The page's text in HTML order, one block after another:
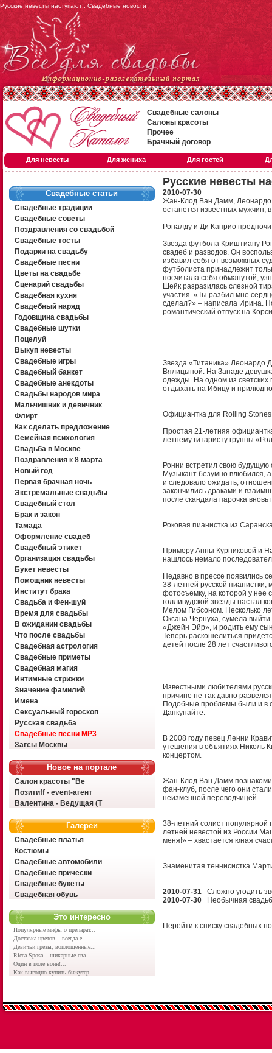
Русские невесты наступают!. Свадебные новости
Свадебные салоны
Салоны красоты
Прочее
Брачный договор
Для невесты Для жениха Для гостей
Свадебные статьи
Свадебные традиции
Свадебные советы
Поздравления со свадьбой
Свадебные тосты
Подарки на свадьбу
Свадебные песни
Цветы на свадьбе
Сценарий свадьбы
Свадебная кухня
Свадебный наряд
Годовщина свадьбы
Свадебные шутки
Поцелуй
Выкуп невесты
Свадебные игры
Свадебный банкет
Свадебные анекдоты
Свадьбы народов мира
Мальчишник и девичник
Флирт
Как сделать предложение
Семейная психология
Свадьба в Москве
Поздравления к 8 марта
Новый год
Первая брачная ночь
Экстремальные свадьбы
Свадебный стол
Брак и закон
Тамада
Оформление свадеб
Свадебный этикет
Организация свадьбы
Букет невесты
Помощник невесты
Институт брака
Свадьба и Фен-шуй
Время для свадьбы
В ожидании свадьбы
Что после свадьбы
Свадебная астрология
Свадебные приметы
Свадебная магия
Интимные стрижки
Значение фамилий
Имена
Сексуальный гороскоп
Русская свадьба
Свадебные песни MP3
Загсы Москвы
Новое на портале
Салон красоты "Ве
Позитиff - event-агент
Валентина - Ведущая (Т
Галереи
Свадебные платья
Костюмы
Свадебные автомобили
Свадебные прически
Свадебные букеты
Свадебная обувь
Это интересно
Популярные мифы о препарат...
Доставка цветов – всегда е...
Девичьи грезы, воплощенные...
Ricca Sposa – шикарные сва...
Один в поле воин!...
Как выгодно купить бижутер...
Русские невесты
2010-07-30
Жан-Клод Ван Дамм, Леонардо
останется известных мужчин,
Роналду и Ди Каприо
Звезда футбола Криштиану
свадеб и разводов. Он
избавил себя от возможных
футболиста принадлежит
посчитала себя обманутой,
Шейк разразилась слезной
участия. «Ты разбил мне
сделал?» – написала Ирина.
романтический отпуск на
Звезда «Титаника» Леонардо
Вялицыной. На Западе
одежды. На одном из светских
отдыхать на Ибицу и
Официантка для Rolling Stones
Простая 21-летняя
летнему гитаристу группы
Ронни встретил свою будущую
Музыкант безумно влюбился,
и следовало ожидать,
закончились драками и
после скандала парочка
Роковая пианистка из
Примеру Анны Курниковой и
нашлось немало
Недавно в прессе появились
38-летней русской пианистки,
фотосъемку, на которой у нее
голливудской звезды настал
Мелом Гибсоном. Несколько
Оксана Чернуха, сумела
«Джейн Эйр», и родить ему
Теперь раскошелиться
детей после 28 лет
Известными любителями
причине не так давно
Подобные проблемы были и в
Дапкунайте.
В 2008 году певец Ленни
утешения в объятиях Николь
концертом.
Жан-Клод Ван Дамм
фан-клуб, после чего они
неизменной переводчицей.
38-летний солист популярной
летней невестой из России
меня!» – хвастается юная
Знаменитая теннисистка
2010-07-31 Сложно угодить
2010-07-30 Необычная
Перейти к списку свадебных